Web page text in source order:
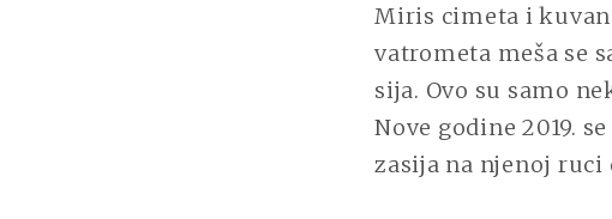
Miris cimeta i
vatrometa meša se
sija. Ovo su samo
Nove godine 2019.
zasija na njenoj ruci